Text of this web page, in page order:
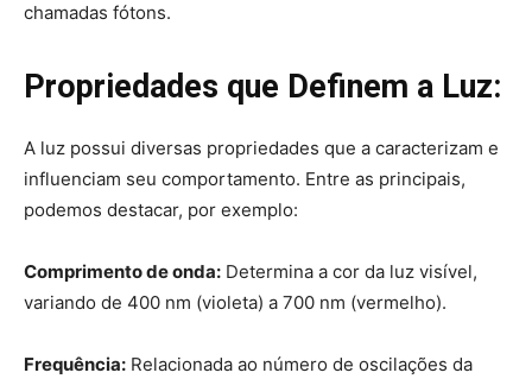
chamadas fótons.
Propriedades que Definem a Luz:
A luz possui diversas propriedades que a caracterizam e
influenciam seu comportamento. Entre as principais,
podemos destacar, por exemplo:
Comprimento de onda: Determina a cor da luz visível,
variando de 400 nm (violeta) a 700 nm (vermelho).
Frequência: Relacionada ao número de oscilações da